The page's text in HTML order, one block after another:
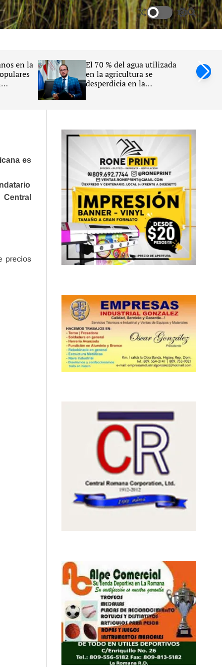
S
w
c
e
S
e
en la
El 70 % del agua utilizada
en la agricultura se
desperdicia en la
afirma Claudio Caamaño
es
precios